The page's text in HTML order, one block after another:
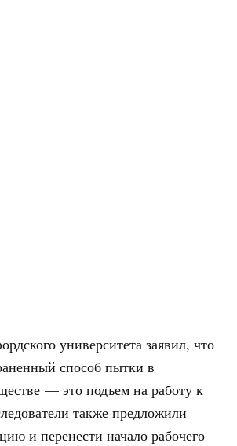
университета заявил, что
способ пытки в
— это подъем на работу к
также предложили
и перенести начало рабочего